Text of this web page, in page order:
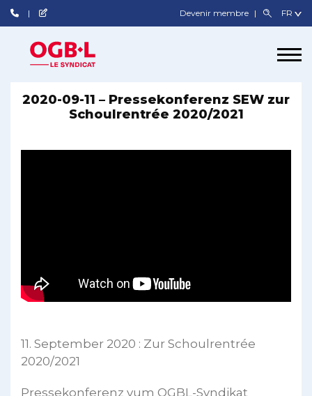
Devenir membre
2020-09-11 – Pressekonferenz SEW zur
Schoulrentrée 2020/2021
11. September 2020 : Zur Schoulrentrée
2020/2021
Pressekonferenz vum OGBL-Syndikat